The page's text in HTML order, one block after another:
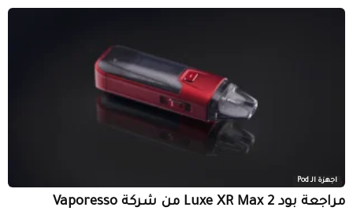
اجهزة الـ Pod
مراجعة بود Luxe XR Max 2 من شركة Vaporesso